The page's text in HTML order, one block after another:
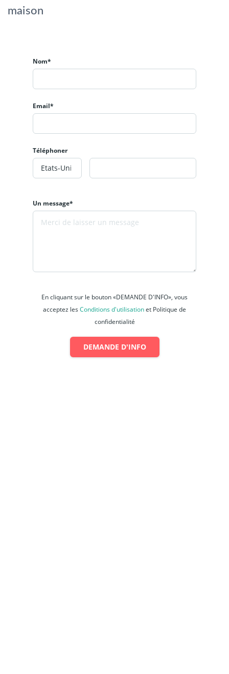
maison
Nom*
Email*
Téléphoner
Un message*
En cliquant sur le bouton «DEMANDE D'INFO», vous
acceptez les Conditions d'utilisationet Politique de
confidentialité
DEMANDE D'INFO